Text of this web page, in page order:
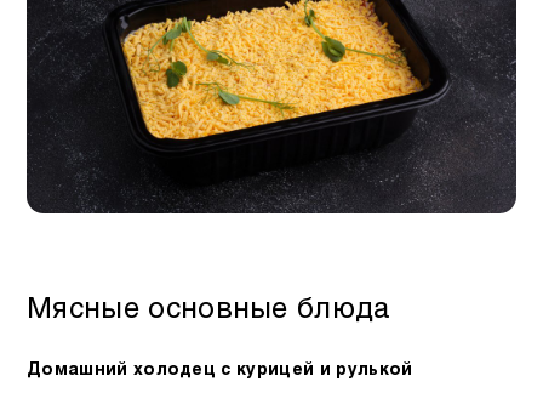
Мясные основные блюда
Домашний холодец с курицей и рулькой